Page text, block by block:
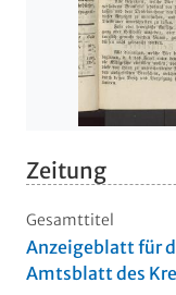
Zeitung
Gesamttitel
Anzeigeblatt für
Amtsblatt des